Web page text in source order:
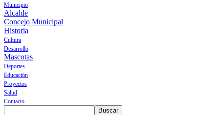
Municipio
Alcalde
Concejo Municipal
Historia
Cultura
Desarrollo
Mascotas
Deportes
Educación
Proyectos
Salud
Contacto